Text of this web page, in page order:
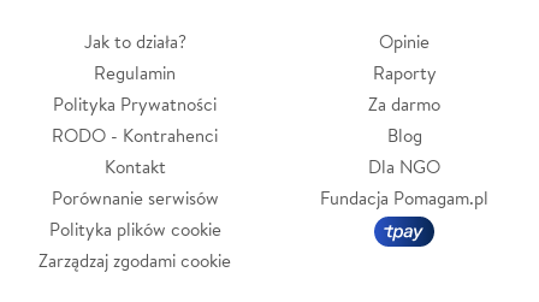
Jak to działa?
Regulamin
Polityka Prywatności
RODO - Kontrahenci
Kontakt
Porównanie serwisów
Polityka plików cookie
Zarządzaj zgodami cookie
Opinie
Raporty
Za darmo
Blog
Dla NGO
Fundacja Pomagam.pl